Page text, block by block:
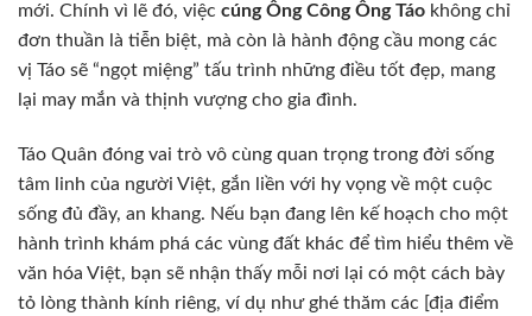
mới. Chính vì lẽ đó, việc cúng Ông Công Ông Táo không chỉ
đơn thuần là tiễn biệt, mà còn là hành động cầu mong các
vị Táo sẽ “ngọt miệng” tấu trình những điều tốt đẹp, mang
lại may mắn và thịnh vượng cho gia đình.
Táo Quân đóng vai trò vô cùng quan trọng trong đời sống
tâm linh của người Việt, gắn liền với hy vọng về một cuộc
sống đủ đầy, an khang. Nếu bạn đang lên kế hoạch cho một
hành trình khám phá các vùng đất khác để tìm hiểu thêm về
văn hóa Việt, bạn sẽ nhận thấy mỗi nơi lại có một cách bày
tỏ lòng thành kính riêng, ví dụ như ghé thăm các [địa điểm